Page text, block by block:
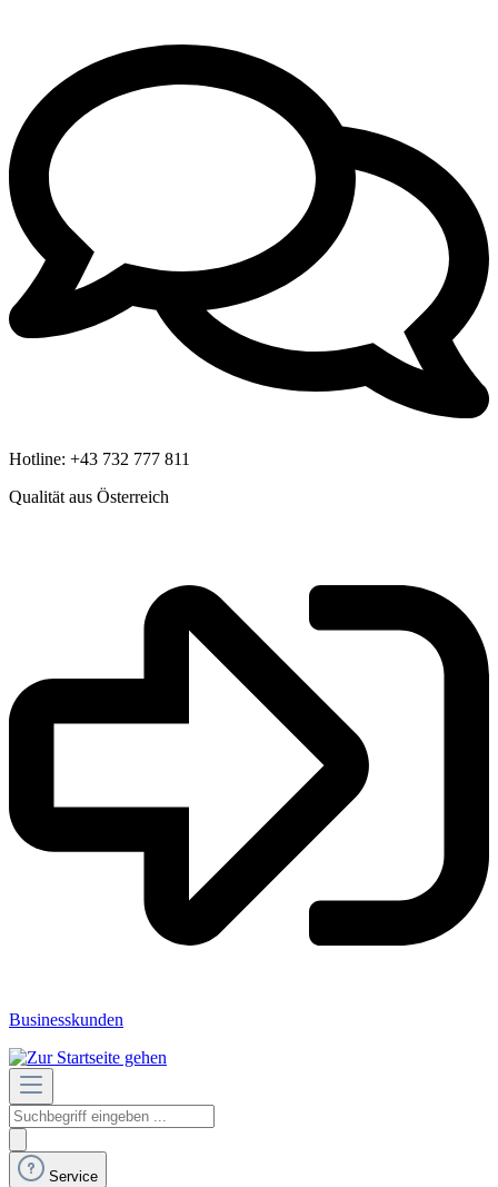
Hotline: +43 732 777 811
Qualität aus Österreich
Businesskunden
Service